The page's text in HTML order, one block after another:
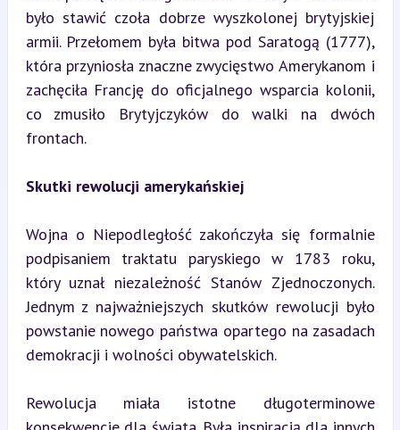
było stawić czoła dobrze wyszkolonej brytyjskiej
armii. Przełomem była bitwa pod Saratogą (1777),
która przyniosła znaczne zwycięstwo Amerykanom i
zachęciła Francję do oficjalnego wsparcia kolonii,
co zmusiło Brytyjczyków do walki na dwóch
frontach.
Skutki rewolucji amerykańskiej
Wojna o Niepodległość zakończyła się formalnie
podpisaniem traktatu paryskiego w 1783 roku,
który uznał niezależność Stanów Zjednoczonych.
Jednym z najważniejszych skutków rewolucji było
powstanie nowego państwa opartego na zasadach
demokracji i wolności obywatelskich.
Rewolucja miała istotne długoterminowe